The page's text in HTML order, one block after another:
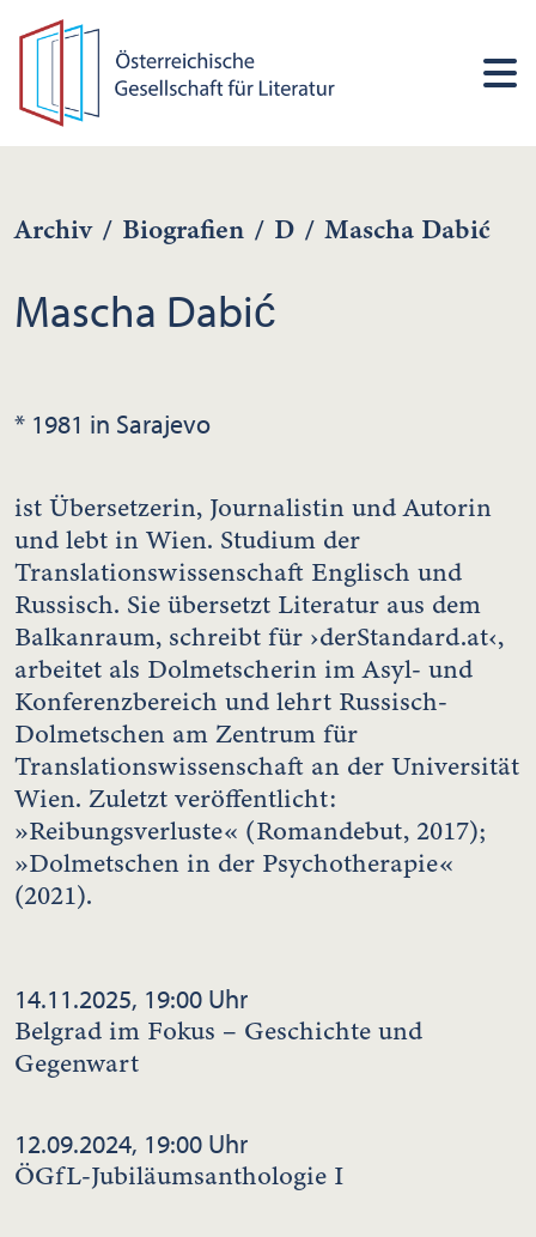
Archiv / Biografien / D / Mascha Dabić
Mascha Dabić
* 1981 in Sarajevo
ist Übersetzerin, Journalistin und Autorin
und lebt in Wien. Studium der
Translationswissenschaft Englisch und
Russisch. Sie übersetzt Literatur aus dem
Balkanraum, schreibt für ›derStandard.at‹,
arbeitet als Dolmetscherin im Asyl- und
Konferenzbereich und lehrt Russisch-
Dolmetschen am Zentrum für
Translationswissenschaft an der Universität
Wien. Zuletzt veröffentlicht:
»Reibungsverluste« (Romandebut, 2017);
»Dolmetschen in der Psychotherapie«
(2021).
14.11.2025, 19:00 Uhr
Belgrad im Fokus – Geschichte und
Gegenwart
12.09.2024, 19:00 Uhr
ÖGfL-Jubiläumsanthologie I